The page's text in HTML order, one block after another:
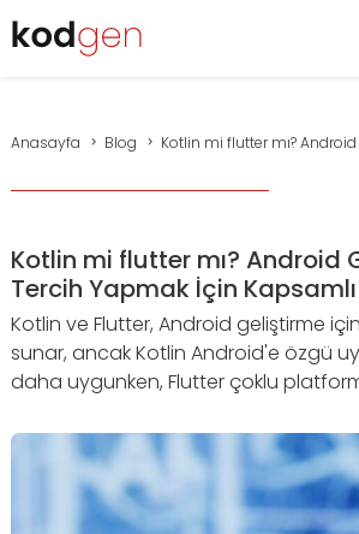
Anasayfa Blog Kotlin mi flutter mı? Android
Kotlin mi flutter mı? Android
Tercih Yapmak İçin
Kotlin ve Flutter, Android geliştirme
sunar, ancak Kotlin Android'e özgü
daha uygunken, Flutter çoklu